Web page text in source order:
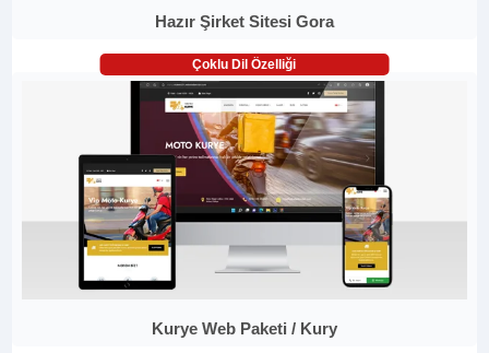
Hazır Şirket Sitesi Gora
Çoklu Dil Özelliği
Kurye Web Paketi / Kury